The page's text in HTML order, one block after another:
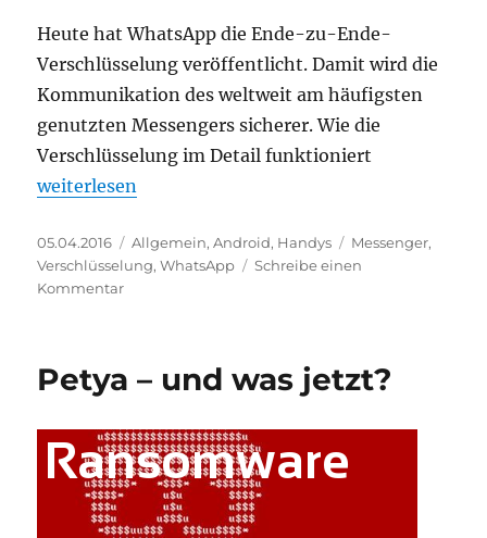
Heute hat WhatsApp die Ende-zu-Ende-
Verschlüsselung veröffentlicht. Damit wird die
Kommunikation des weltweit am häufigsten
genutzten Messengers sicherer. Wie die
Verschlüsselung im Detail funktioniert
„WhatsApp mit Ende-zu-Ende-Verschlüsselung“
weiterlesen
Veröffentlicht
am
05.04.2016 Kategorien
Allgemein,Android, Handys Schlagwörter
Messenger,
Verschlüsselung,WhatsApp
Schreibe einen
Kommentarzu
zu-
Petya – und was jetzt?